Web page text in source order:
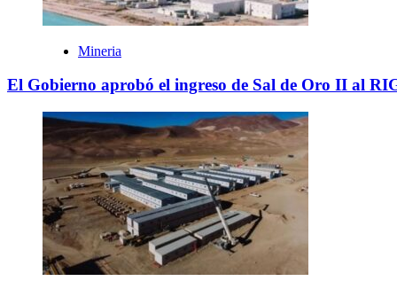
Mineria
El Gobierno aprobó el ingreso de Sal de Oro II al